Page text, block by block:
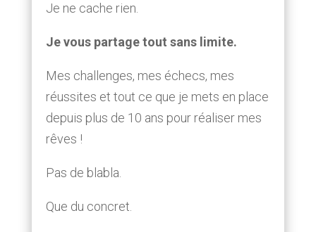
Je ne cache rien.
Je vous partage tout sans limite.
Mes challenges, mes échecs, mes
réussites et tout ce que je mets en place
depuis plus de 10 ans pour réaliser mes
rêves !
Pas de blabla.
Que du concret.